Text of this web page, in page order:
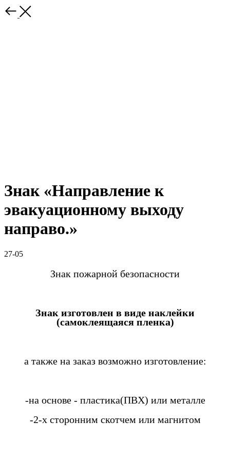
Знак «Направление к
эвакуационному выходу
направо.»
27-05
Знак пожарной безопасности
Знак изготовлен в виде наклейки
(самоклеящаяся пленка)
а также на заказ возможно изготовление:
-на основе - пластика(ПВХ) или металле
-2-х сторонним скотчем или магнитом